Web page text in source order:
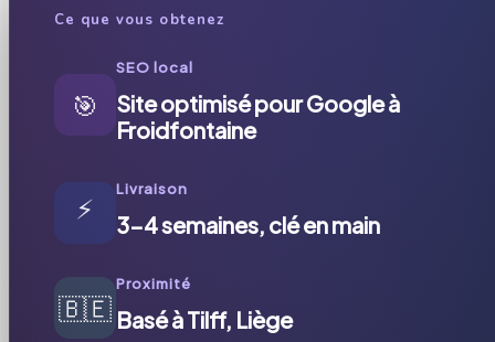
Ce que vous obtenez
🎯
SEO local
Site optimisé pour Google à
Froidfontaine
⚡
Livraison
3-4 semaines, clé en main
🇧🇪
Proximité
Basé à Tilff, Liège